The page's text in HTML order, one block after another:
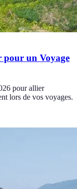
pour un Voyage
pour allier
lors de vos voyages.